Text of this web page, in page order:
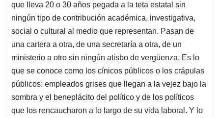
que lleva 20 o 30 años pegada a la teta estatal sin
ningún tipo de contribución académica, investigativa,
social o cultural al medio que representan. Pasan de
una cartera a otra, de una secretaría a otra, de un
ministerio a otro sin ningún atisbo de vergüenza. Es lo
que se conoce como los cínicos públicos o los crápulas
públicos: empleados grises que llegan a la vejez bajo la
sombra y el beneplácito del político y de los políticos
que los rencaucharon a lo largo de su vida laboral. Y lo